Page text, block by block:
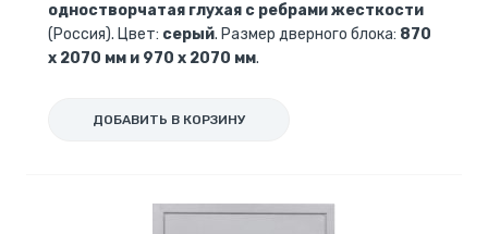
одностворчатая глухая с ребрами жесткости
(Россия). Цвет: серый. Размер дверного блока: 870
х 2070 мм и 970 х 2070 мм.
ДОБАВИТЬ В КОРЗИНУ